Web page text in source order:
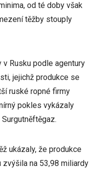
od té doby však
těžby stouply
Rusku podle agentury
jejichž produkce se
ruské ropné firmy
pokles vykázaly
ukázaly, že produkce
zvýšila na 53,98 miliardy